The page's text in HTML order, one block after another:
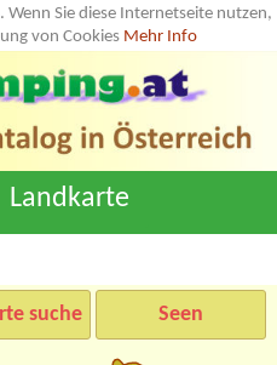
Wenn Sie diese Internetseite nutzen,
von Cookies Mehr Info
Landkarte
suche Seen